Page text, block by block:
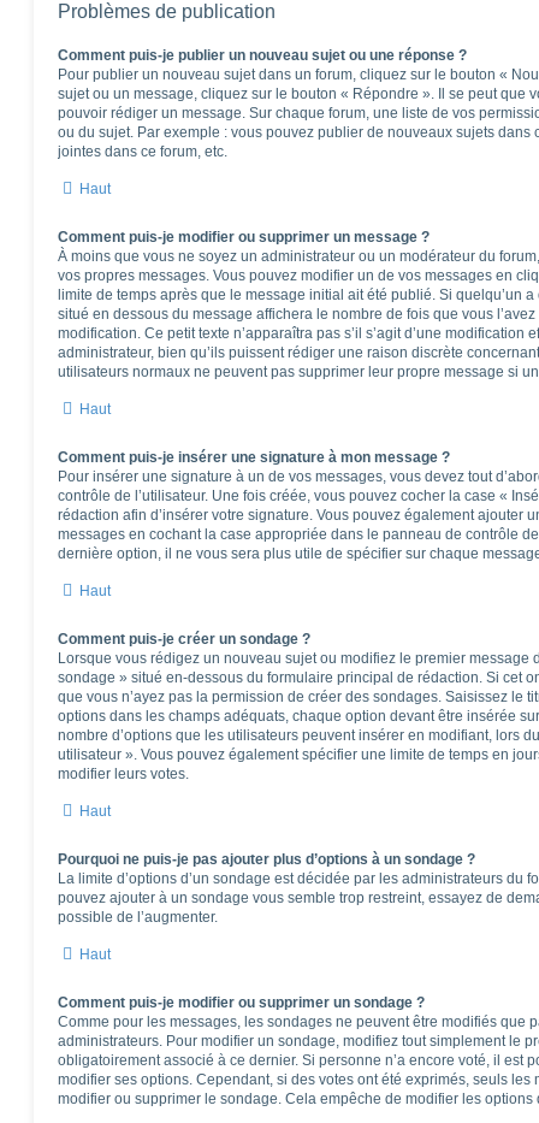
Problèmes de publication
Comment puis-je publier un nouveau sujet ou une réponse ?
Pour publier un nouveau sujet dans un forum, cliquez sur le bouton «
sujet ou un message, cliquez sur le bouton « Répondre ». Il se peut que
pouvoir rédiger un message. Sur chaque forum, une liste de vos
ou du sujet. Par exemple : vous pouvez publier de nouveaux sujets dans
jointes dans ce forum, etc.
Haut
Comment puis-je modifier ou supprimer un message ?
À moins que vous ne soyez un administrateur ou un modérateur du
vos propres messages. Vous pouvez modifier un de vos messages en
limite de temps après que le message initial ait été publié. Si quelqu’un
situé en dessous du message affichera le nombre de fois que vous
modification. Ce petit texte n’apparaîtra pas s’il s’agit d’une modification
administrateur, bien qu’ils puissent rédiger une raison discrète
utilisateurs normaux ne peuvent pas supprimer leur propre message si
Haut
Comment puis-je insérer une signature à mon message ?
Pour insérer une signature à un de vos messages, vous devez tout
contrôle de l’utilisateur. Une fois créée, vous pouvez cocher la case «
rédaction afin d’insérer votre signature. Vous pouvez également ajouter
messages en cochant la case appropriée dans le panneau de contrôle
dernière option, il ne vous sera plus utile de spécifier sur chaque
Haut
Comment puis-je créer un sondage ?
Lorsque vous rédigez un nouveau sujet ou modifiez le premier message
sondage » situé en-dessous du formulaire principal de rédaction. Si cet
que vous n’ayez pas la permission de créer des sondages. Saisissez le
options dans les champs adéquats, chaque option devant être insérée
nombre d’options que les utilisateurs peuvent insérer en modifiant, lors
utilisateur ». Vous pouvez également spécifier une limite de temps en
modifier leurs votes.
Haut
Pourquoi ne puis-je pas ajouter plus d’options à un sondage ?
La limite d’options d’un sondage est décidée par les administrateurs du
pouvez ajouter à un sondage vous semble trop restreint, essayez de
possible de l’augmenter.
Haut
Comment puis-je modifier ou supprimer un sondage ?
Comme pour les messages, les sondages ne peuvent être modifiés que
administrateurs. Pour modifier un sondage, modifiez tout simplement le
obligatoirement associé à ce dernier. Si personne n’a encore voté, il est
modifier ses options. Cependant, si des votes ont été exprimés, seuls
modifier ou supprimer le sondage. Cela empêche de modifier les options